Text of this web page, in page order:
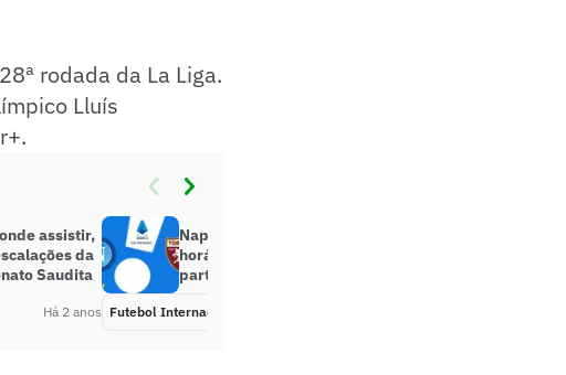
rodada da La Liga.
Lluís
assistir,
da
Saudita
Há 2 anos
Napoli x Torino: onde assistir,
horário e prováveis escalações da
partida pelo Campeonato Italiano
Futebol Internacional